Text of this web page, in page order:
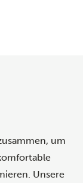
um
Unsere